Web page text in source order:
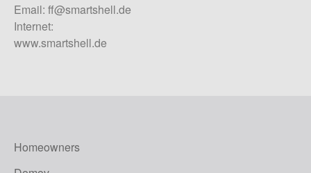
Email: ff@smartshell.de
Internet:
www.smartshell.de
Homeowners